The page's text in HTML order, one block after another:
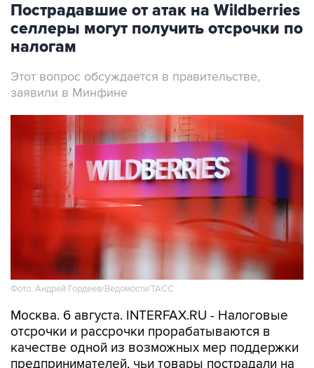
Пострадавшие от атак на Wildberries
селлеры могут получить отсрочки по
налогам
Этот вопрос обсуждается в правительстве,
заявили в Минфине
Фото: Андрей Гордеев/Ведомости/ТАСС
Москва. 6 августа. INTERFAX.RU - Налоговые
отсрочки и рассрочки прорабатываются в
качестве одной из возможных мер поддержки
предпринимателей, чьи товары пострадали на